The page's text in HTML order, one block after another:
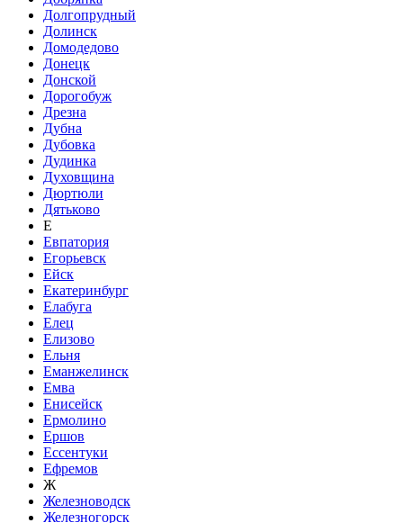
Долгопрудный
Долинск
Домодедово
Донецк
Донской
Дорогобуж
Дрезна
Дубна
Дубовка
Дудинка
Духовщина
Дюртюли
Дятьково
Е
Евпатория
Егорьевск
Ейск
Екатеринбург
Елабуга
Елец
Елизово
Ельня
Еманжелинск
Емва
Енисейск
Ермолино
Ершов
Ессентуки
Ефремов
Ж
Железноводск
Железногорск